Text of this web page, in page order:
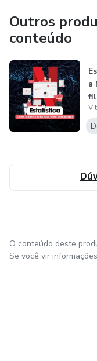
Outros
conteúdo
a
O conteúdo deste
Se você vir